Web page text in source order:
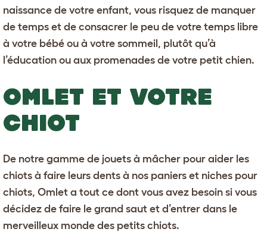
naissance de votre enfant, vous risquez de manquer
de temps et de consacrer le peu de votre temps libre
à votre bébé ou à votre sommeil, plutôt qu’à
l’éducation ou aux promenades de votre petit chien.
OMLET ET VOTRE
CHIOT
De notre gamme de jouets à mâcher pour aider les
chiots à faire leurs dents à nos paniers et niches pour
chiots, Omlet a tout ce dont vous avez besoin si vous
décidez de faire le grand saut et d’entrer dans le
merveilleux monde des petits chiots.